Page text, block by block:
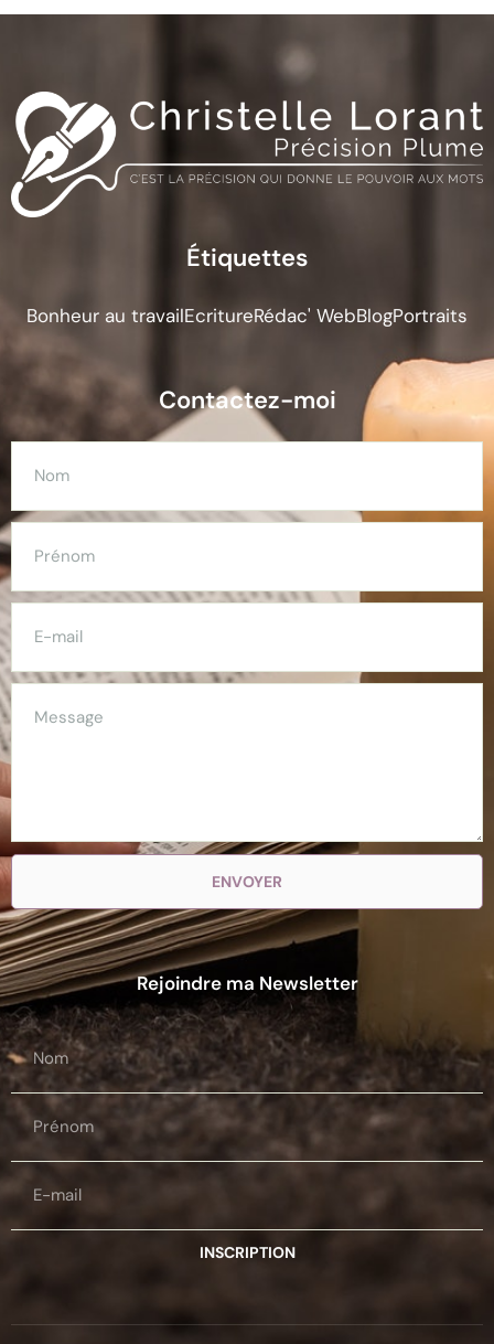
Étiquettes
Bonheur au travailEcritureRédac' WebBlogPortraits
Contactez-moi
ENVOYER
Rejoindre ma Newsletter
INSCRIPTION